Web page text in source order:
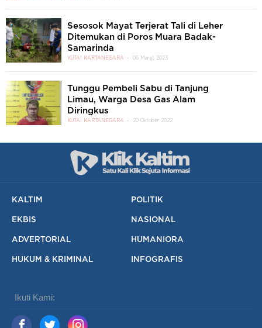
Sesosok Mayat Terjerat Tali di Leher
Ditemukan di Poros Muara Badak-
Samarinda
KUTAI KARTANEGARA 06 Maret 2023
Tunggu Pembeli Sabu di Tanjung
Limau, Warga Desa Gas Alam
Diringkus
KUTAI KARTANEGARA 20 Oktober 2022
KALTIM POLITIK
EKBIS NASIONAL
ADVERTORIAL HUMANIORA
HUKUM & KRIMINAL INFOGRAFIS
Ikuti Kami: